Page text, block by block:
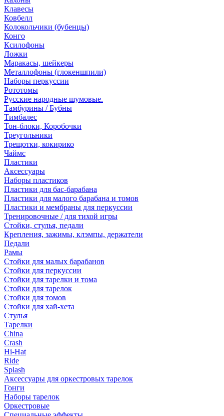
Клавесы
Ковбелл
Колокольчики (бубенцы)
Конго
Ксилофоны
Ложки
Маракасы, шейкеры
Металлофоны (глокеншпили)
Наборы перкуссии
Рототомы
Русские народные шумовые.
Тамбурины / Бубны
Тимбалес
Тон-блоки, Коробочки
Треугольники
Трещотки, кокирико
Чаймс
Пластики
Аксессуары
Наборы пластиков
Пластики для бас-барабана
Пластики для малого барабана и томов
Пластики и мембраны для перкуссии
Тренировочные / для тихой игры
Стойки, стулья, педали
Крепления, зажимы, клэмпы, держатели
Педали
Рамы
Стойки для малых барабанов
Стойки для перкуссии
Стойки для тарелки и тома
Стойки для тарелок
Стойки для томов
Стойки для хай-хета
Стулья
Тарелки
China
Crash
Hi-Hat
Ride
Splash
Аксессуары для оркестровых тарелок
Гонги
Наборы тарелок
Оркестровые